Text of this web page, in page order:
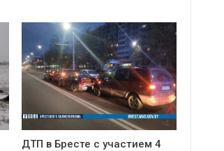
ДТП в Бресте с участием 4